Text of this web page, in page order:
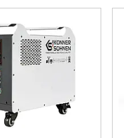
241000191